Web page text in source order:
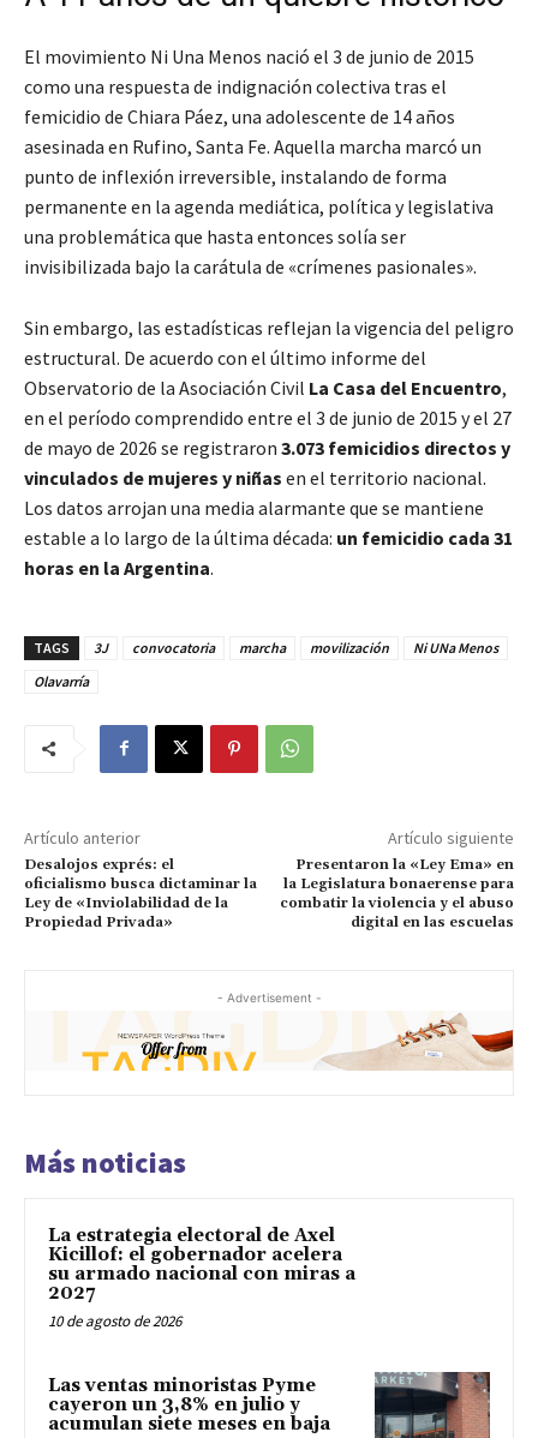
El movimiento Ni Una Menos nació el 3 de junio de 2015
como una respuesta de indignación colectiva tras el
femicidio de Chiara Páez, una adolescente de 14 años
asesinada en Rufino, Santa Fe. Aquella marcha marcó un
punto de inflexión irreversible, instalando de forma
permanente en la agenda mediática, política y legislativa
una problemática que hasta entonces solía ser
invisibilizada bajo la carátula de «crímenes pasionales».
Sin embargo, las estadísticas reflejan la vigencia del peligro
estructural. De acuerdo con el último informe del
Observatorio de la Asociación Civil La Casa del Encuentro,
en el período comprendido entre el 3 de junio de 2015 y el 27
de mayo de 2026 se registraron 3.073 femicidios directos y
vinculados de mujeres y niñas en el territorio nacional.
Los datos arrojan una media alarmante que se mantiene
estable a lo largo de la última década: un femicidio cada 31
horas en la Argentina.
TAGS 3J convocatoria marcha movilización
Ni UNa Menos
Olavarría
Artículo anterior
Desalojos exprés: el
oficialismo busca dictaminar la
Ley de «Inviolabilidad de la
Propiedad Privada»
Artículo siguiente
Presentaron la «Ley Ema» en
la Legislatura bonaerense para
combatir la violencia y el abuso
digital en las escuelas
- Advertisement -
Más noticias
La estrategia electoral de Axel
Kicillof: el gobernador acelera
su armado nacional con miras a
2027
10 de agosto de 2026
Las ventas minoristas Pyme
cayeron un 3,8% en julio y
acumulan siete meses en baja